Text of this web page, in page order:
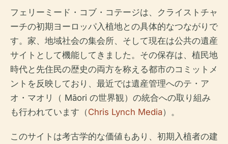
フェリーミード・コブ・コテージは、クライストチャ
ーチの初期ヨーロッパ入植地との具体的なつながりで
す。家、地域社会の集会所、そして現在は公共の遺産
サイトとして機能してきました。その保存は、植民地
時代と先住民の歴史の両方を称える都市のコミットメ
ントを反映しており、最近では遺産管理へのテ・ア
オ・マオリ（ Māori の世界観）の統合への取り組み
も行われています（Chris Lynch Media）。
このサイトは考古学的な価値もあり、初期入植者の建